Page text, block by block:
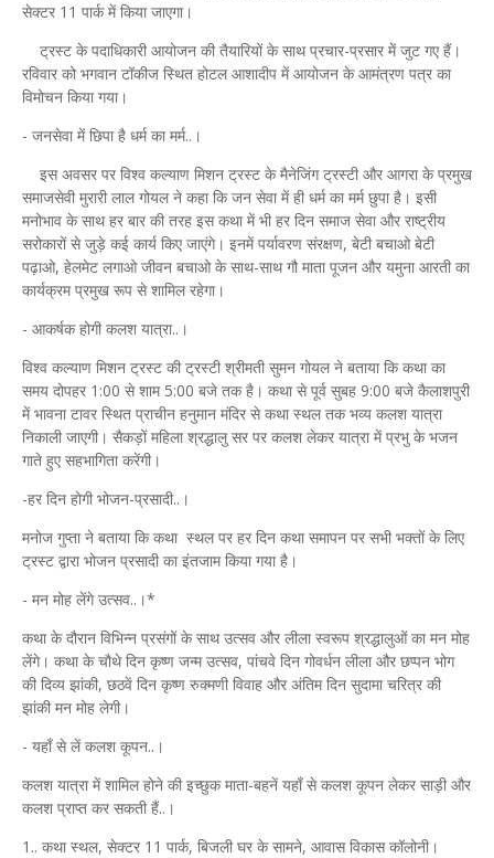
सेक्टर 11 पार्क में किया जाएगा।
ट्रस्ट के पदाधिकारी आयोजन की तैयारियों के साथ प्रचार-प्रसार में जुट गए हैं।
रविवार को भगवान टॉकीज स्थित होटल आशादीप में आयोजन के आमंत्रण पत्र का
विमोचन किया गया।
- जनसेवा में छिपा है धर्म का मर्म..।
इस अवसर पर विश्व कल्याण मिशन ट्रस्ट के मैनेजिंग ट्रस्टी और आगरा के प्रमुख
समाजसेवी मुरारी लाल गोयल ने कहा कि जन सेवा में ही धर्म का मर्म छुपा है। इसी
मनोभाव के साथ हर बार की तरह इस कथा में भी हर दिन समाज सेवा और राष्ट्रीय
सरोकारों से जुड़े कई कार्य किए जाएंगे। इनमें पर्यावरण संरक्षण, बेटी बचाओ बेटी
पढ़ाओ, हेलमेट लगाओ जीवन बचाओ के साथ-साथ गौ माता पूजन और यमुना आरती का
कार्यक्रम प्रमुख रूप से शामिल रहेगा।
- आकर्षक होगी कलश यात्रा..।
विश्व कल्याण मिशन ट्रस्ट की ट्रस्टी श्रीमती सुमन गोयल ने बताया कि कथा का
समय दोपहर 1:00 से शाम 5:00 बजे तक है। कथा से पूर्व सुबह 9:00 बजे कैलाशपुरी
में भावना टावर स्थित प्राचीन हनुमान मंदिर से कथा स्थल तक भव्य कलश यात्रा
निकाली जाएगी। सैकड़ों महिला श्रद्धालु सर पर कलश लेकर यात्रा में प्रभु के भजन
गाते हुए सहभागिता करेंगी।
-हर दिन होगी भोजन-प्रसादी..।
मनोज गुप्ता ने बताया कि कथा स्थल पर हर दिन कथा समापन पर सभी भक्तों के लिए
ट्रस्ट द्वारा भोजन प्रसादी का इंतजाम किया गया है।
- मन मोह लेंगे उत्सव..।*
कथा के दौरान विभिन्न प्रसंगों के साथ उत्सव और लीला स्वरूप श्रद्धालुओं का मन मोह
लेंगे। कथा के चौथे दिन कृष्ण जन्म उत्सव, पांचवे दिन गोवर्धन लीला और छप्पन भोग
की दिव्य झांकी, छठवें दिन कृष्ण रुक्मणी विवाह और अंतिम दिन सुदामा चरित्र की
झांकी मन मोह लेगी।
- यहाँ से लें कलश कूपन..।
कलश यात्रा में शामिल होने की इच्छुक माता-बहनें यहाँ से कलश कूपन लेकर साड़ी और
कलश प्राप्त कर सकती हैं..।
1.. कथा स्थल, सेक्टर 11 पार्क, बिजली घर के सामने, आवास विकास कॉलोनी।